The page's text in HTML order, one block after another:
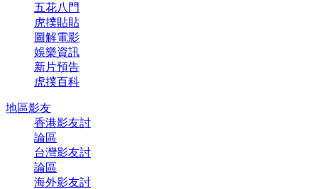
五花八門
虎撲貼貼
圖解電影
娛樂資訊
新片預告
虎撲百科
地區影友
香港影友討
論區
台灣影友討
論區
海外影友討